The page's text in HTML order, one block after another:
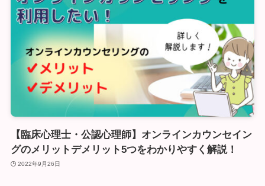
【臨床心理士・公認心理師】オンラインカウンセイン
グのメリットデメリット5つをわかりやすく解説！
2022年9月26日